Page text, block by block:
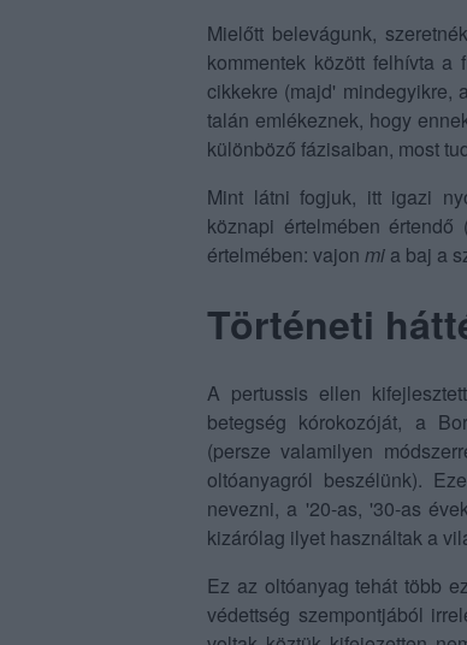
Mielőtt belevágunk,
kommentek között felhívta a
cikkekre (majd' mindegyikre,
talán emlékeznek, hogy
különböző fázisaiban, most
Mint látni fogjuk, itt igazi
köznapi értelmében
értelmében: vajon mi a baj a
Történeti
A pertussis ellen
betegség kórokozóját, a
(persze valamilyen
oltóanyagról beszélünk).
nevezni, a '20-as, '30-as
kizárólag ilyet használtak a
Ez az oltóanyag tehát több
védettség szempontjából